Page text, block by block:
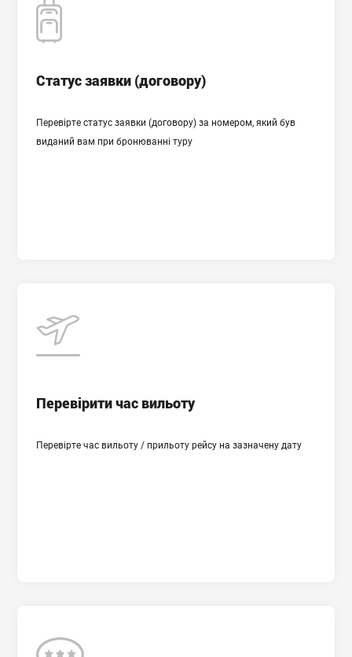
Cтатус заявки (договору)
Перевірте статус заявки (договору) за номером, який був
виданий вам при бронюванні туру
ПЕРЕВІРИТИ СТАТУС ЗАЯВКИ
Перевірити час вильоту
Перевірте час вильоту / прильоту рейсу на зазначену дату